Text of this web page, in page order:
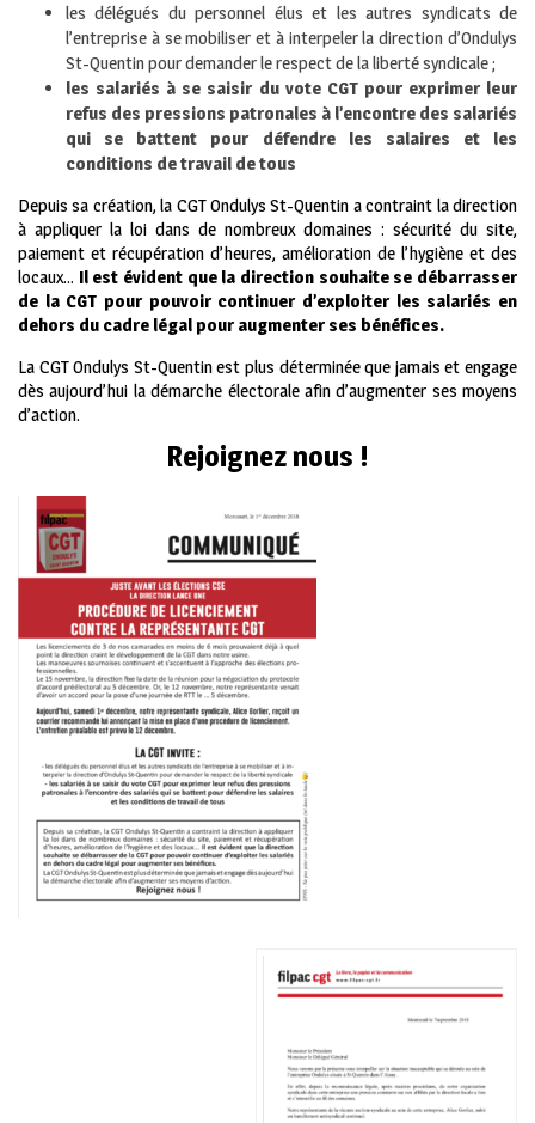
les délégués du personnel élus et les autres syndicats de
l’entreprise à se mobiliser et à interpeler la direction d’Ondulys
St-Quentin pour demander le respect de la liberté syndicale ;
les salariés à se saisir du vote CGT pour exprimer leur
refus des pressions patronales à l’encontre des salariés
qui se battent pour défendre les salaires et les
conditions de travail de tous
Depuis sa création, la CGT Ondulys St-Quentin a contraint la direction
à appliquer la loi dans de nombreux domaines : sécurité du site,
paiement et récupération d’heures, amélioration de l’hygiène et des
locaux… Il est évident que la direction souhaite se débarrasser
de la CGT pour pouvoir continuer d’exploiter les salariés en
dehors du cadre légal pour augmenter ses bénéfices.
La CGT Ondulys St-Quentin est plus déterminée que jamais et engage
dès aujourd’hui la démarche électorale afin d’augmenter ses moyens
d’action.
Rejoignez nous !